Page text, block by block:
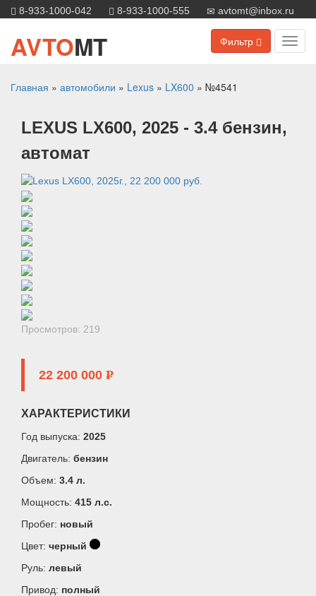
8-933-1000-042 8-933-1000-555 avtomt@inbox.ru
Фильтр
AVTOMT
Главная » автомобили » Lexus » LX600 » №4541
LEXUS LX600, 2025 - 3.4 бензин,
автомат
Просмотров: 219
22 200 000 P
ХАРАКТЕРИСТИКИ
Год выпуска: 2025
Двигатель: бензин
Объем: 3.4 л.
Мощность: 415 л.c.
Пробег: новый
Цвет: черный
Руль: левый
Привод: полный